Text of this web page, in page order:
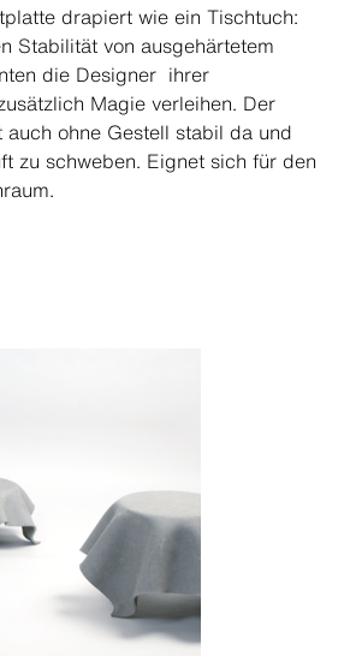
drapiert wie ein Tischtuch:
Stabilität von ausgehärtetem
die Designer ihrer
Magie verleihen. Der
ohne Gestell stabil da und
zu schweben. Eignet sich für den